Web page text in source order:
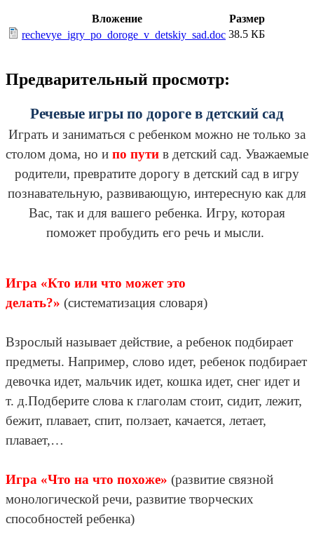
Вложение
Размер
rechevye_igry_po_doroge_v_detskiy_sad.doc 38.5 КБ
Предварительный просмотр:
Речевые игры по дороге в детский сад
Играть и заниматься с ребенком можно не только за
столом дома, но и по пути в детский сад. Уважаемые
родители, превратите дорогу в детский сад в игру
познавательную, развивающую, интересную как для
Вас, так и для вашего ребенка. Игру, которая
поможет пробудить его речь и мысли.
Игра «Кто или что может это
делать?» (систематизация словаря)
Взрослый называет действие, а ребенок подбирает
предметы. Например, слово идет, ребенок подбирает
девочка идет, мальчик идет, кошка идет, снег идет и
т. д.Подберите слова к глаголам стоит, сидит, лежит,
бежит, плавает, спит, ползает, качается, летает,
плавает,…
Игра «Что на что похоже» (развитие связной
монологической речи, развитие творческих
способностей ребенка)